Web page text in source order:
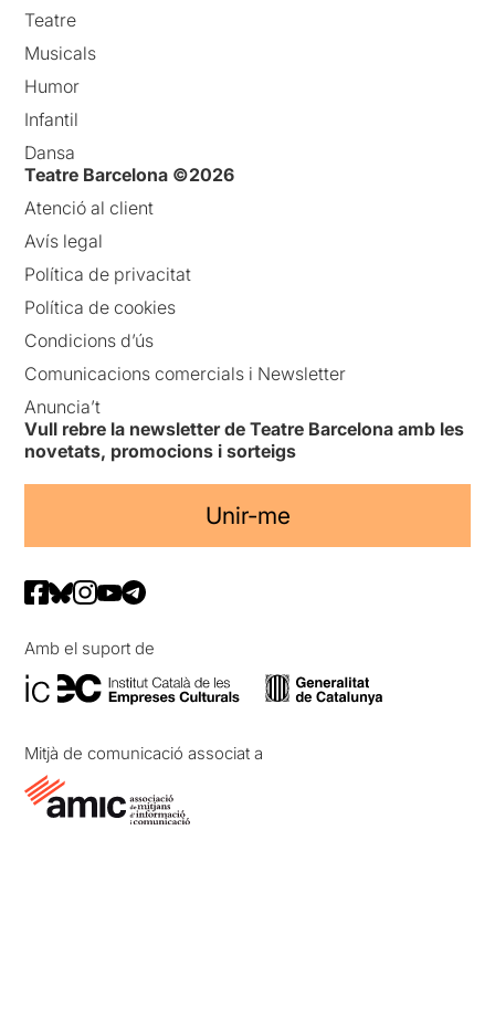
Teatre
Musicals
Humor
Infantil
Dansa
Teatre Barcelona ©2026
Atenció al client
Avís legal
Política de privacitat
Política de cookies
Condicions d’ús
Comunicacions comercials i Newsletter
Anuncia’t
Vull rebre la newsletter de Teatre Barcelona amb les
novetats, promocions i sorteigs
Unir-me
Amb el suport de
Mitjà de comunicació associat a